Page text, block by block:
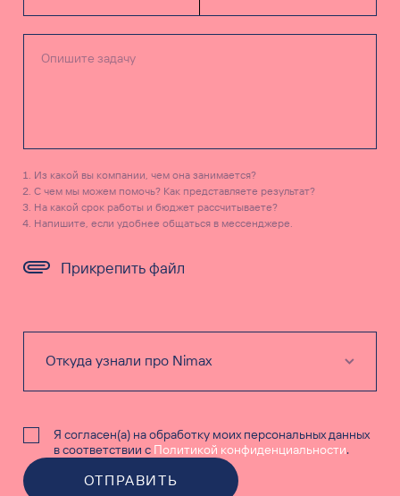
Прикрепить файл
Из какой вы компании, чем она занимается?
С чем мы можем помочь? Как представляете результат?
На какой срок работы и бюджет рассчитываете?
Напишите, если удобнее общаться в мессенджере.
Я согласен(а) на обработку моих персональных данных
в соответствии с Политикой конфиденциальности.
ОТПРАВИТЬ